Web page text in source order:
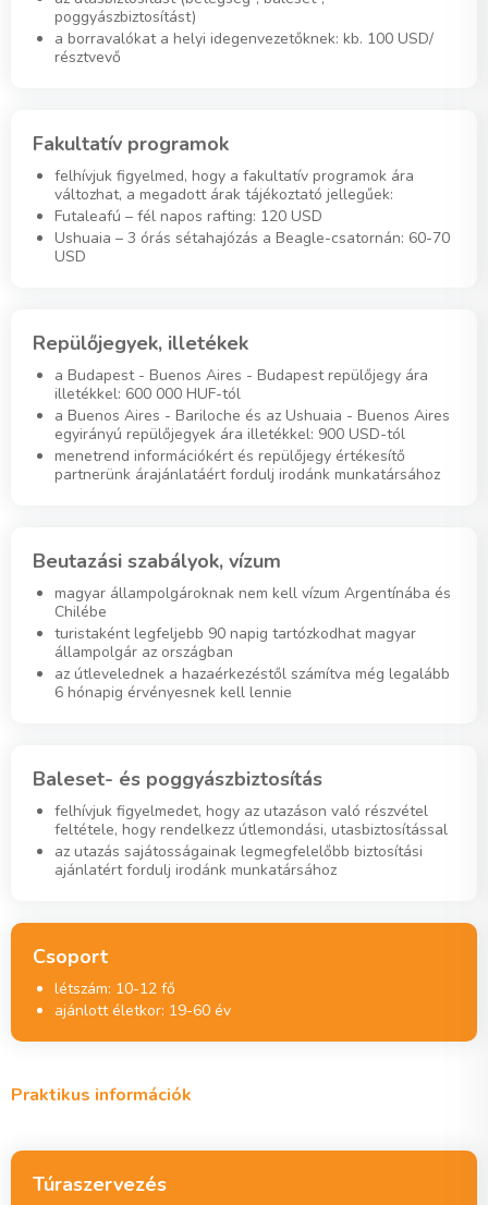
poggyászbiztosítást)
a borravalókat a helyi idegenvezetőknek: kb. 100 USD/
résztvevő
Fakultatív programok
felhívjuk figyelmed, hogy a fakultatív programok ára
változhat, a megadott árak tájékoztató jellegűek:
Futaleafú – fél napos rafting: 120 USD
Ushuaia – 3 órás sétahajózás a Beagle-csatornán: 60-70
USD
Repülőjegyek, illetékek
a Budapest - Buenos Aires - Budapest repülőjegy ára
illetékkel: 600 000 HUF-tól
a Buenos Aires - Bariloche és az Ushuaia - Buenos Aires
egyirányú repülőjegyek ára illetékkel: 900 USD-tól
menetrend információkért és repülőjegy értékesítő
partnerünk árajánlatáért fordulj irodánk munkatársához
Beutazási szabályok, vízum
magyar állampolgároknak nem kell vízum Argentínába és
Chilébe
turistaként legfeljebb 90 napig tartózkodhat magyar
állampolgár az országban
az útlevelednek a hazaérkezéstől számítva még legalább
6 hónapig érvényesnek kell lennie
Baleset- és poggyászbiztosítás
felhívjuk figyelmedet, hogy az utazáson való részvétel
feltétele, hogy rendelkezz útlemondási, utasbiztosítással
az utazás sajátosságainak legmegfelelőbb biztosítási
ajánlatért fordulj irodánk munkatársához
Csoport
létszám: 10-12 fő
ajánlott életkor: 19-60 év
Praktikus információk
Túraszervezés